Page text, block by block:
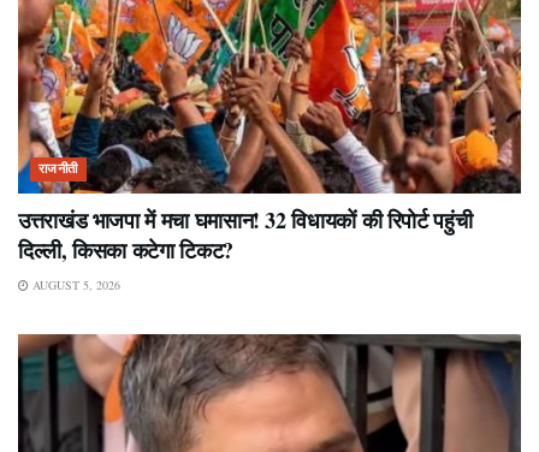
राजनीती
उत्तराखंड भाजपा में मचा घमासान! 32 विधायकों की रिपोर्ट पहुंची
दिल्ली, किसका कटेगा टिकट?
AUGUST 5, 2026